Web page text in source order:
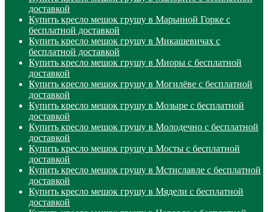
доставкой
Купить кресло мешок грушу в Марьиной Горке с
бесплатной доставкой
Купить кресло мешок грушу в Микашевичах с
бесплатной доставкой
Купить кресло мешок грушу в Миоры с бесплатной
доставкой
Купить кресло мешок грушу в Могилёве с бесплатной
доставкой
Купить кресло мешок грушу в Мозыре с бесплатной
доставкой
Купить кресло мешок грушу в Молодечно с бесплатной
доставкой
Купить кресло мешок грушу в Мосты с бесплатной
доставкой
Купить кресло мешок грушу в Мстиславле с бесплатной
доставкой
Купить кресло мешок грушу в Мядели с бесплатной
доставкой